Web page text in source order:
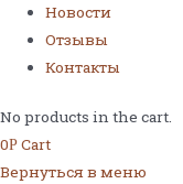
Новости
Отзывы
Контакты
No products in the cart.
0Р Cart
Вернуться в меню